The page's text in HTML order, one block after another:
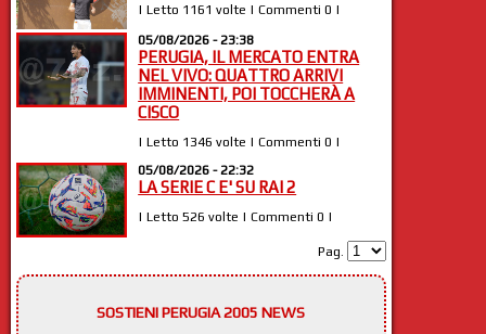
| Letto 1161 volte | Commenti 0 |
05/08/2026 - 23:38
PERUGIA, IL MERCATO ENTRA
NEL VIVO: QUATTRO ARRIVI
IMMINENTI, POI TOCCHERÀ A
CISCO
| Letto 1346 volte | Commenti 0 |
05/08/2026 - 22:32
LA SERIE C E' SU RAI 2
| Letto 526 volte | Commenti 0 |
Pag.
SOSTIENI PERUGIA 2005 NEWS